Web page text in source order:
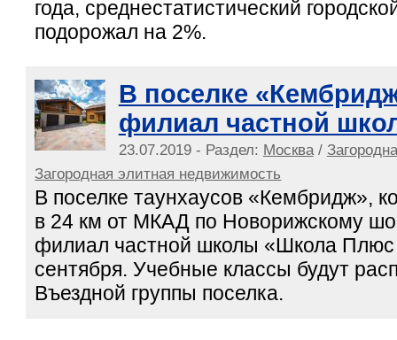
года, среднестатистический
подорожал на 2%.
В поселке
филиал частной
23.07.2019 - Раздел: Москва/
Загородная элитная недвижимость
В поселке таунхаусов «Кембридж»,
в 24 км от МКАД по Новорижскому
филиал частной школы «Школа Плюс
сентября. Учебные классы будут
Въездной группы поселка.